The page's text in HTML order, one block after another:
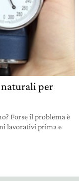
naturali per
Forse il problema è
lavorativi prima e